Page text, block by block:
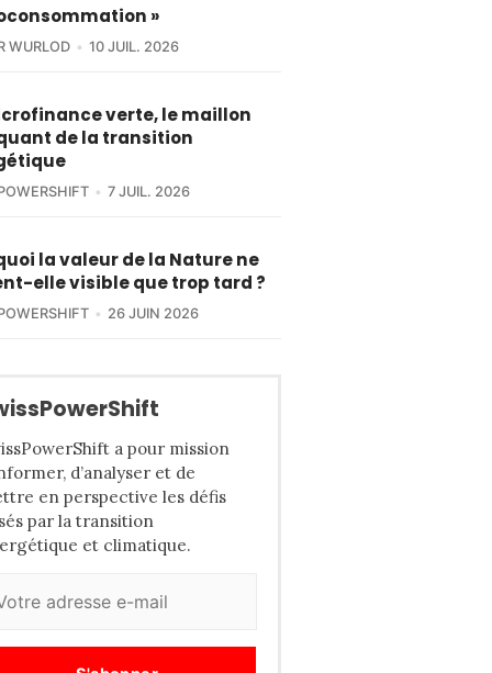
»
WURLOD 10 JUIL. 2026
verte, le maillon
de la transition
7 JUIL. 2026
la valeur de la Nature ne
elle visible que trop tard ?
26 JUIN 2026
a pour mission
d’analyser et de
en perspective les défis
par la transition
et climatique.